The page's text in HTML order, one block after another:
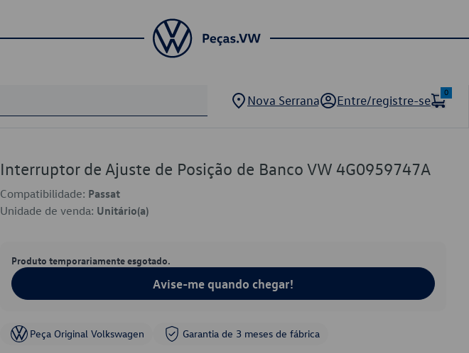
Nova Serrana Entre/registre-se
0
Interruptor de Ajuste de Posição de Banco VW 4G0959747A
Compatibilidade: Passat
Unidade de venda: Unitário(a)
Produto temporariamente esgotado.
Avise-me quando chegar!
Peça Original Volkswagen Garantia de 3 meses de fábrica